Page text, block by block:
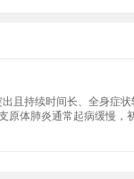
且持续时间长、全身症
体肺炎通常起病缓慢，